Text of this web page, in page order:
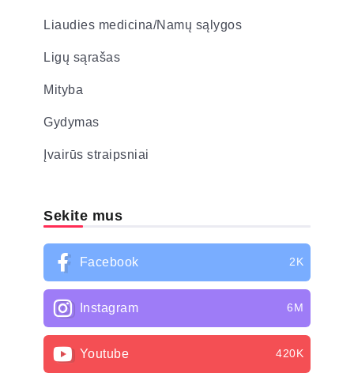
Liaudies medicina/Namų sąlygos
Ligų sąrašas
Mityba
Gydymas
Įvairūs straipsniai
Sekite mus
Facebook 2K
Instagram 6M
Youtube 420K